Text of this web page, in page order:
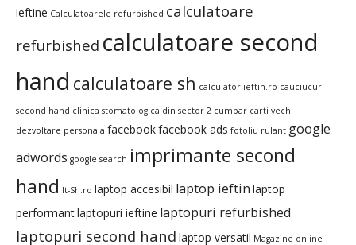
ieftine Calculatoarele refurbished calculatoare
refurbished calculatoare second
hand calculatoare sh calculator-ieftin.ro cauciucuri
second hand clinica stomatologica din sector 2 cumpar carti vechi
dezvoltare personala facebookfacebook ads fotoliu rulant google
adwords google search imprimante second
hand It-Sh.ro laptop accesibil laptop ieftin laptop
performantlaptopuri ieftine laptopuri refurbished
laptopuri second hand laptop versatil Magazine online